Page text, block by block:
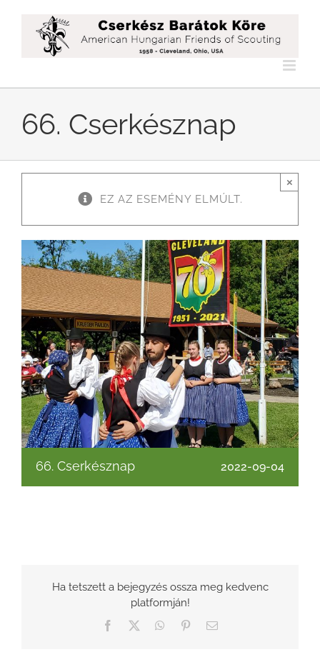
66. Cserkésznap
EZ AZ ESEMÉNY ELMÚLT.
×
66. Cserkésznap 2022-09-04
Ha tetszett a bejegyzés ossza meg kedvenc
platformján!
Facebook WhatsApp
PinterestEmail: